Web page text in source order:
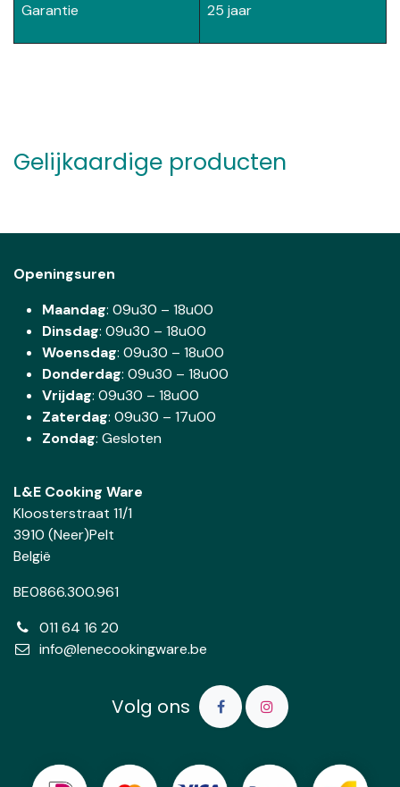
Garantie 25 jaar
Gelijkaardige producten
Openingsuren
Maandag: 09u30 – 18u00
Dinsdag: 09u30 – 18u00
Woensdag: 09u30 – 18u00
Donderdag: 09u30 – 18u00
Vrijdag: 09u30 – 18u00
Zaterdag: 09u30 – 17u00
Zondag: Gesloten
L&E Cooking Ware
Kloosterstraat 11/1
3910 (Neer)Pelt
België
BE0866.300.961
011 64 16 20
info@lenecookingware.be
Volg ons